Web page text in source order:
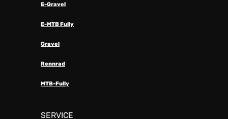
E-Gravel
E-MTB Fully
Gravel
Rennrad
MTB-Fully
SERVICE